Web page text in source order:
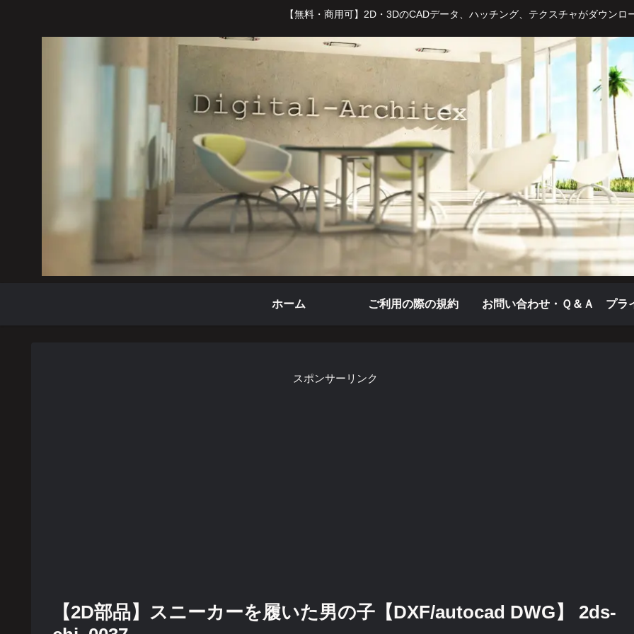
【無料・商用可】2D・3DのCADデータ、ハッチング、テクスチャがダウンロ
ホーム ご利用の際の規約 お問い合わせ・Ｑ＆Ａ プラ
スポンサーリンク
【2D部品】スニーカーを履いた男の子【DXF/autocad DWG】 2ds-